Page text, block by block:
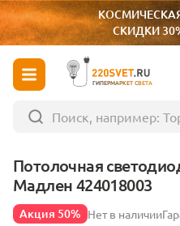
СКИДКИ
ГИПЕРМАРКЕТ СВЕТА
Потолочная
Мадлен 424018003
Акция 50% Нет в наличии